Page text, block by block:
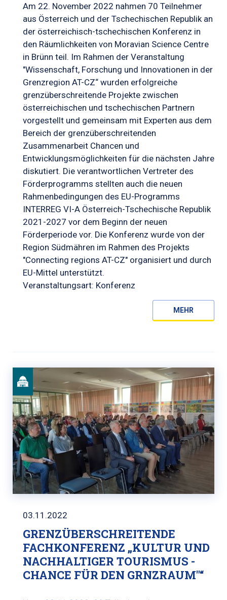
Am 22. November 2022 nahmen 70 Teilnehmer
aus Österreich und der Tschechischen Republik an
der österreichisch-tschechischen Konferenz in
den Räumlichkeiten von Moravian Science Centre
in Brünn teil. Im Rahmen der Veranstaltung
"Wissenschaft, Forschung und Innovationen in der
Grenzregion AT-CZ“ wurden erfolgreiche
grenzüberschreitende Projekte zwischen
österreichischen und tschechischen Partnern
vorgestellt und gemeinsam mit Experten aus dem
Bereich der grenzüberschreitenden
Zusammenarbeit Chancen und
Entwicklungsmöglichkeiten für die nächsten Jahre
diskutiert. Die verantwortlichen Vertreter des
Förderprogramms stellten auch die neuen
Rahmenbedingungen des EU-Programms
INTERREG VI-A Österreich-Tschechische Republik
2021-2027 vor dem Beginn der neuen
Förderperiode vor. Die Konferenz wurde von der
Region Südmähren im Rahmen des Projekts
"Connecting regions AT-CZ" organisiert und durch
EU-Mittel unterstützt.
Veranstaltungsart: Konferenz
MEHR
03.11.2022
GRENZÜBERSCHREITENDE
FACHKONFERENZ „KULTUR UND
NACHHALTIGER TOURISMUS -
CHANCE FÜR DEN GRNZRAUM"“